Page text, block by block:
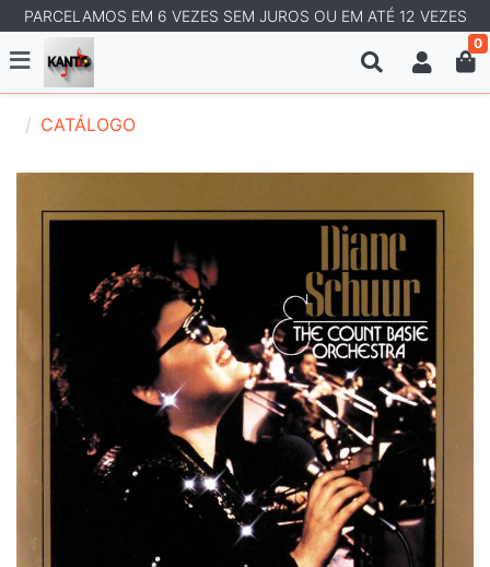
PARCELAMOS EM 6 VEZES SEM JUROS OU EM ATÉ 12 VEZES
0
CATÁLOGO